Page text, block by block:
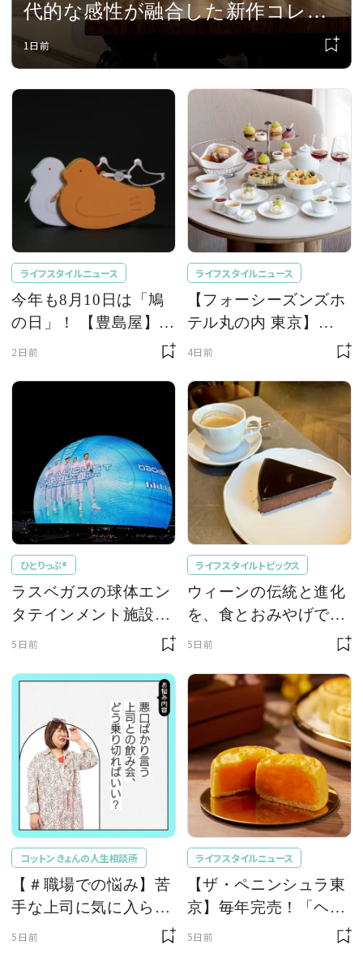
代的な感性が融合した新作コレク
ション「エア･ドゥ･ラリック – チ
ャプターII」を発表
1日前
ライフスタイルニュース
今年も8月10日は「鳩
の日」！ 【豊島屋】か
ら鳩サブレーサイズの
限定販売
2日前
ライフスタイルニュース
【フォーシーズンズホ
テル丸の内 東京】
「MAISON
ン マルノウチ）」にプ
レミアムな葡萄を堪能
する「巨峰＆シャイン
マスカット アフタヌー
ンティー」が登場
4日前
ひとりっぷ®
ラスベガスの球体エン
タテインメント施設
「スフィア」が凄すぎ
悔した理由とは！？
5日前
ライフスタイルトピックス
ウィーンの伝統と進化
を、食とおみやげでた
どる一日。パン教室、
ンアル専門店etc
5日前
コットン きょんの人生相談所
【＃職場での悩み】苦
手な上司に気に入られ
てしまいました…。
5日前
ライフスタイルニュース
【ザ・ペニンシュラ東
京】毎年完売！「ヘイ
フンテラス特製 月餅」
5日前